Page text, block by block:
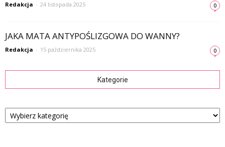
Redakcja - 24 listopada 2025 0
JAKA MATA ANTYPOŚLIZGOWA DO WANNY?
Redakcja - 15 października 2025 0
Kategorie
Kategorie